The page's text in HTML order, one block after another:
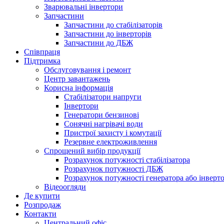
Зварювальні інвертори
Запчастини
Запчастини до стабілізаторів
Запчастини до інверторів
Запчастини до ДБЖ
Співпраця
Підтримка
Обслуговування і ремонт
Центр завантажень
Корисна інформація
Стабілізатори напруги
Інвертори
Генератори бензинові
Сонячні нагрівачі води
Пристрої захисту і комутації
Резервне електроживлення
Спрощений вибір продукції
Розрахунок потужності стабілізатора
Розрахунок потужності ДБЖ
Розрахунок потужності генератора або
Відеоогляди
Де купити
Розпродаж
Контакти